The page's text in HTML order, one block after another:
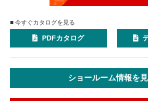
■ 今すぐカタログを見る
PDFカタログ デ
ショールーム情報を